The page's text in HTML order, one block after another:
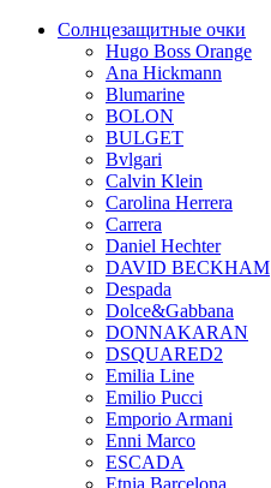
Солнцезащитные очки
Hugo Boss Orange
Ana Hickmann
Blumarine
BOLON
BULGET
Bvlgari
Calvin Klein
Carolina Herrera
Carrera
Daniel Hechter
DAVID BECKHAM
Despada
Dolce&Gabbana
DONNAKARAN
DSQUARED2
Emilia Line
Emilio Pucci
Emporio Armani
Enni Marco
ESCADA
Etnia Barcelona